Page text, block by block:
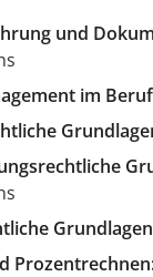
und
im